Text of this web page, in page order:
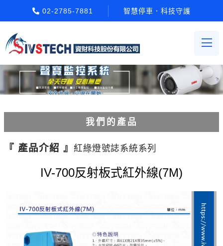
02-2785-7881 智慧停車．科技守護
我們的產品
電動柵欄機系列
Etag長距離讀卡機系列
紅綠燈號誌系統系列
『 產品介紹 』 紅綠燈號誌系統系列
IV-700反射板式紅外線(7M)